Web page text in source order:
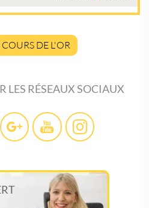
COURS DE L'OR
LES RÉSEAUX SOCIAUX